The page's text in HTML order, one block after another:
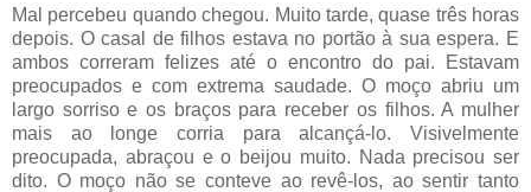
Mal percebeu quando chegou. Muito tarde, quase três horas
depois. O casal de filhos estava no portão à sua espera. E
ambos correram felizes até o encontro do pai. Estavam
preocupados e com extrema saudade. O moço abriu um
largo sorriso e os braços para receber os filhos. A mulher
mais ao longe corria para alcançá-lo. Visivelmente
preocupada, abraçou e o beijou muito. Nada precisou ser
dito. O moço não se conteve ao revê-los, ao sentir tanto